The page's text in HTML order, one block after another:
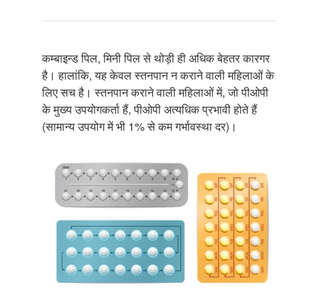
कम्बाइन्ड पिल, मिनी पिल से थोड़ी ही अधिक बेहतर कारगर
है। हालांकि, यह केवल स्तनपान न कराने वाली महिलाओं के
लिए सच है। स्तनपान कराने वाली महिलाओं में, जो पीओपी
के मुख्य उपयोगकर्ता हैं, पीओपी अत्यधिक प्रभावी होते हैं
(सामान्य उपयोग में भी 1% से कम गर्भावस्था दर)।